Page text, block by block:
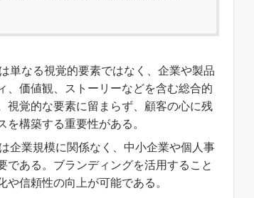
単なる視覚的要素ではなく、企業や製品
、価値観、ストーリーなどを含む総合的
視覚的な要素に留まらず、顧客の心に残
を構築する重要性がある。
企業規模に関係なく、中小企業や個人事
である。ブランディングを活用すること
や信頼性の向上が可能である。